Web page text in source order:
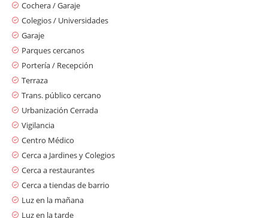
Cochera / Garaje
Colegios / Universidades
Garaje
Parques cercanos
Portería / Recepción
Terraza
Trans. público cercano
Urbanización Cerrada
Vigilancia
Centro Médico
Cerca a Jardines y Colegios
Cerca a restaurantes
Cerca a tiendas de barrio
Luz en la mañana
Luz en la tarde